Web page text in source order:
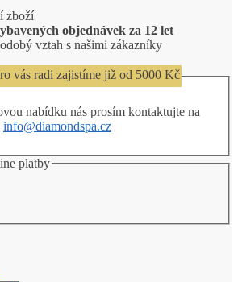
zboží
objednávek za 12 let
vztah s našimi zákazníky
vás radi zajistíme již od 5000 Kč
nabídku nás prosím kontaktujte na
info@diamondspa.cz
platby